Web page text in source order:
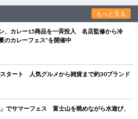
もっと見る
、カレー15商品を一斉投入 名店監修から冷
のカレーフェス”を開催中
タート 人気グルメから雑貨まで約30ブランド
でサマーフェス 富士山を眺めながら水遊び、